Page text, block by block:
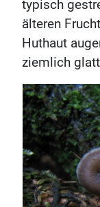
typisch
älteren
Huthaut
ziemlich